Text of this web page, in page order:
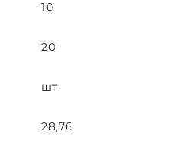
10
20
шт
28,76